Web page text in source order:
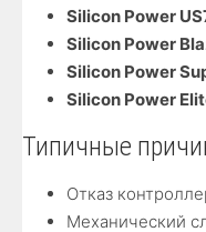
Silicon Power
Silicon Power
Silicon Power
Silicon Power
Типичные
Отказ
Механический